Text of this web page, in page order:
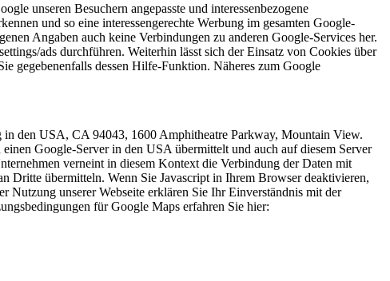
unseren Besuchern angepasste und interessenbezogene
und so eine interessengerechte Werbung im gesamten Google-
Angaben auch keine Verbindungen zu anderen Google-Services her.
ads durchführen. Weiterhin lässt sich der Einsatz von Cookies über
gegebenenfalls dessen Hilfe-Funktion. Näheres zum Google
in den USA, CA 94043, 1600 Amphitheatre Parkway, Mountain View.
Google-Server in den USA übermittelt und auch auf diesem Server
verneint in diesem Kontext die Verbindung der Daten mit
Dritte übermitteln. Wenn Sie Javascript in Ihrem Browser deaktivieren,
Nutzung unserer Webseite erklären Sie Ihr Einverständnis mit der
für Google Maps erfahren Sie hier: